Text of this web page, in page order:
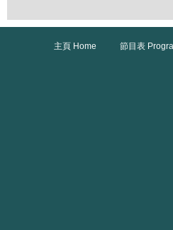
主頁 Home 節目表